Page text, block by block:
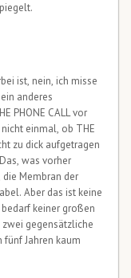
ist, nein, ich misse
anderes
PHONE CALL vor
einmal, ob THE
zu dick aufgetragen
was vorher
Membran der
Aber das ist keine
keiner großen
gegensätzliche
Jahren kaum